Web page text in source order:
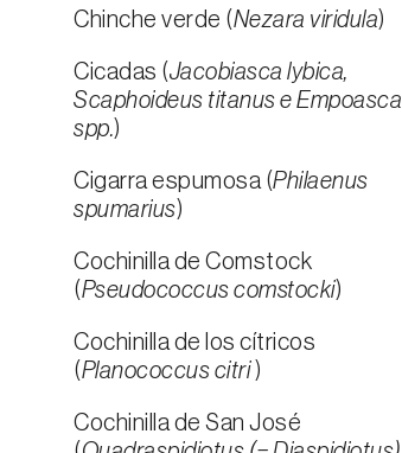
Chinche verde (Nezara viridula)
Cicadas (Jacobiasca lybica,
Scaphoideus titanus e Empoasca
spp.)
Cigarra espumosa (Philaenus
spumarius)
Cochinilla de Comstock
(Pseudococcus comstocki)
Cochinilla de los cítricos
(Planococcus citri )
Cochinilla de San José